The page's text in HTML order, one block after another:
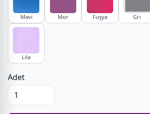
Mavi Mor Fuşya Gri
Lila
Adet